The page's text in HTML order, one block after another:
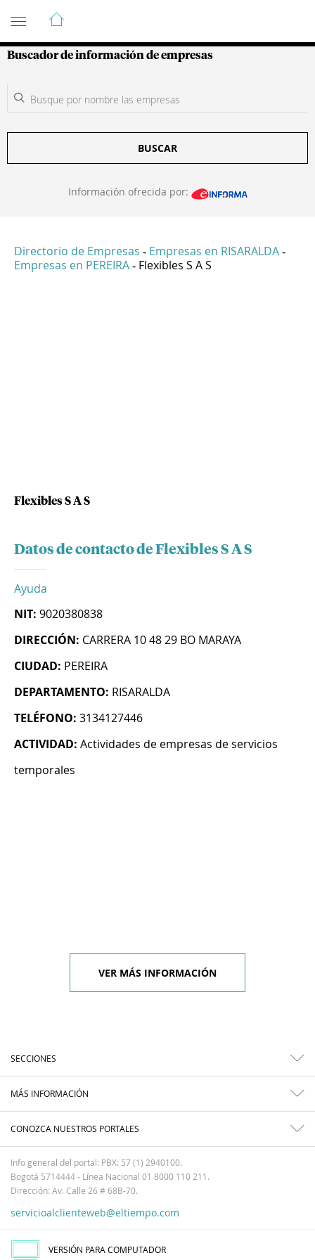
Guía de Empresas Colombianas
Buscador de información de empresas
BUSCAR
Información ofrecida por:
Directorio de Empresas - Empresas en RISARALDA -
Empresas en PEREIRA - Flexibles S A S
Flexibles S A S
Datos de contacto de Flexibles S A S
Ayuda
NIT: 9020380838
DIRECCIÓN: CARRERA 10 48 29 BO MARAYA
CIUDAD: PEREIRA
DEPARTAMENTO: RISARALDA
TELÉFONO: 3134127446
ACTIVIDAD: Actividades de empresas de servicios
temporales
VER MÁS INFORMACIÓN
SECCIONES
MÁS INFORMACIÓN
CONOZCA NUESTROS PORTALES
Info general del portal: PBX: 57 (1) 2940100.
Bogotá 5714444 - Línea Nacional 01 8000 110 211.
Dirección: Av. Calle 26 # 68B-70.
servicioalclienteweb@eltiempo.com
VERSIÓN PARA COMPUTADOR